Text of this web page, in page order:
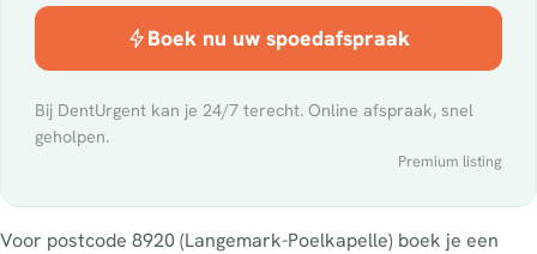
Boek nu uw spoedafspraak
Bij DentUrgent kan je 24/7 terecht. Online afspraak, snel
geholpen.
Premium listing
Voor postcode 8920 (Langemark-Poelkapelle) boek je een